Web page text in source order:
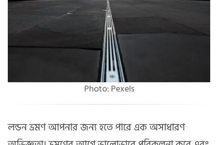
Photo: Pexels
লন্ডন ভ্রমণ আপনার জন্য হতে পারে এক অসাধারণ